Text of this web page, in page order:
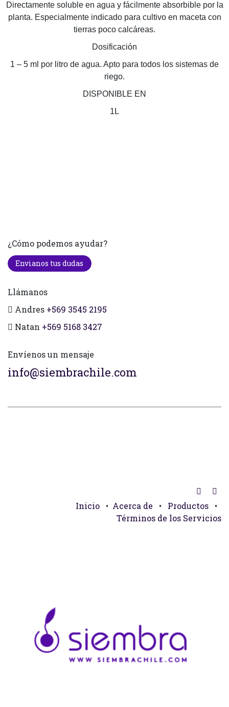
Directamente soluble en agua y fácilmente absorbible por la
planta. Especialmente indicado para cultivo en maceta con
tierras poco calcáreas.
Dosificación
1 – 5 ml por litro de agua. Apto para todos los sistemas de
riego.
DISPONIBLE EN
1L
¿Cómo podemos ayudar?
Envianos tus dudas
Llámanos
Andres +569 3545 2195
Natan +569 5168 3427
Envíenos un mensaje
info@siembrachile.com
Inicio • Acerca de • Productos
•
Términos de los Servicios